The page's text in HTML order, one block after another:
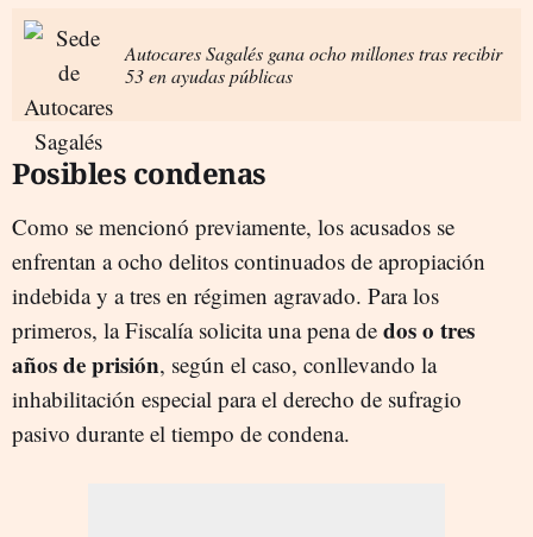
Autocares Sagalés gana ocho millones tras recibir
53 en ayudas públicas
Posibles condenas
Como se mencionó previamente, los acusados se
enfrentan a ocho delitos continuados de apropiación
indebida y a tres en régimen agravado. Para los
primeros, la Fiscalía solicita una pena de dos o tres
años de prisión, según el caso, conllevando la
inhabilitación especial para el derecho de sufragio
pasivo durante el tiempo de condena.